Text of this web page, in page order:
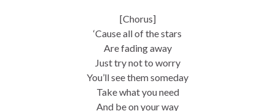
[Chorus]
‘Cause all of the stars
Are fading away
Just try not to worry
You’ll see them someday
Take what you need
And be on your way